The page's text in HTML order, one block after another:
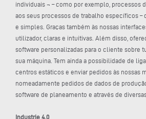
individuais ¬ – como por exemplo, processos
aos seus processos de trabalho específicos –
e simples. Graças também às nossas
utilizador, claras e intuitivas. Além disso,
software personalizadas para o cliente sobre
sua máquina. Tem ainda a possibilidade de
centros estáticos e enviar pedidos às nossas
nomeadamente pedidos de dados de
software de planeamento e através de
Industrie 4.0